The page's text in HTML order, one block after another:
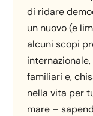
di ridare
un nuovo (e
alcuni scopi
familiari e,
nella vita per
mare –